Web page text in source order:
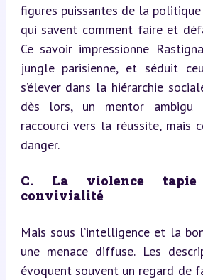
figures puissantes de la
qui savent comment faire et
Ce savoir impressionne
jungle parisienne, et séduit
s’élever dans la hiérarchie
dès lors, un mentor
raccourci vers la réussite, mais
danger.
C. La violence
convivialité
Mais sous l’intelligence et la
une menace diffuse. Les
évoquent souvent un regard de